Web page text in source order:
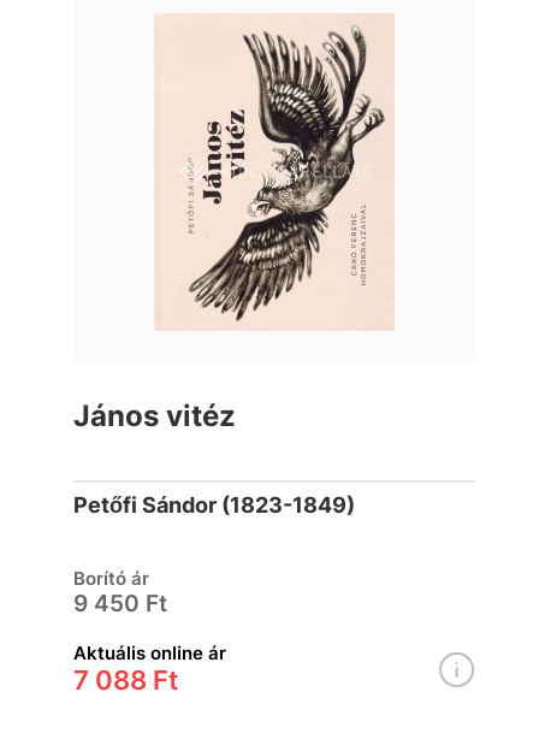
János vitéz
Petőfi Sándor (1823-1849)
Borító ár
9 450 Ft
Aktuális online ár
7 088 Ft